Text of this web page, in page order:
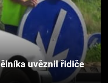
uvěznil řidiče